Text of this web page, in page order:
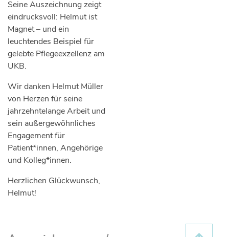
Seine Auszeichnung zeigt
eindrucksvoll: Helmut ist
Magnet – und ein
leuchtendes Beispiel für
gelebte Pflegeexzellenz am
UKB.
Wir danken Helmut Müller
von Herzen für seine
jahrzehntelange Arbeit und
sein außergewöhnliches
Engagement für
Patient*innen, Angehörige
und Kolleg*innen.
Herzlichen Glückwunsch,
Helmut!